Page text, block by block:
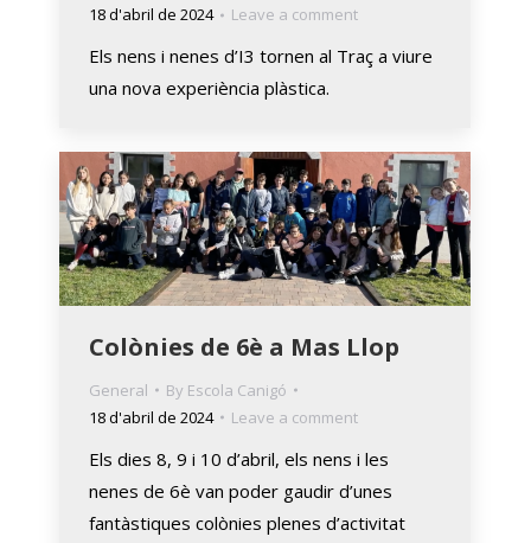
18 d'abril de 2024
Leave a comment
Els nens i nenes d’I3 tornen al Traç a viure
una nova experiència plàstica.
Colònies de 6è a Mas Llop
General By Escola Canigó
18 d'abril de 2024
Leave a comment
Els dies 8, 9 i 10 d’abril, els nens i les
nenes de 6è van poder gaudir d’unes
fantàstiques colònies plenes d’activitat